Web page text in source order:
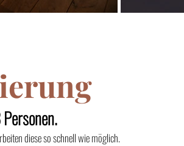
diese so schnell wie möglich.